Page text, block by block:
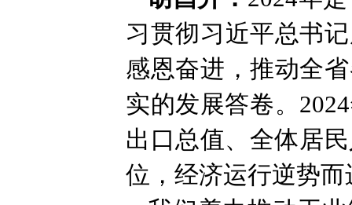
习贯彻习近平总书
感恩奋进，推动全
实的发展答卷。
出口总值、全体居
位，经济运行逆势